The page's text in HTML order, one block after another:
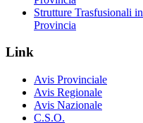
Strutture Trasfusionali in
Provincia
Link
Avis Provinciale
Avis Regionale
Avis Nazionale
C.S.O.